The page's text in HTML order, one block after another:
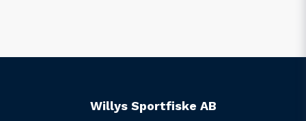
Willys Sportfiske AB